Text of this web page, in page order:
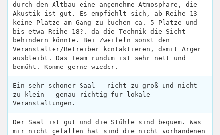
durch den Altbau eine angenehme Atmosphäre, die
Akustik ist gut. Es empfiehlt sich, ab Reihe 13
keine Plätze am Gang zu buchen ca. 5 Plätze und
bis etwa Reihe 18?, da die Technik die Sicht
behindern könnte. Bei Zweifeln sonst den
Veranstalter/Betreiber kontaktieren, damit Ärger
ausbleibt. Das Team rundum ist sehr nett und
bemüht. Komme gerne wieder.
Ein sehr schöner Saal - nicht zu groß und nicht
zu klein - genau richtig für lokale
Veranstaltungen.
Der Saal ist gut und die Stühle sind bequem. Was
mir nicht gefallen hat sind die nicht vorhandenen